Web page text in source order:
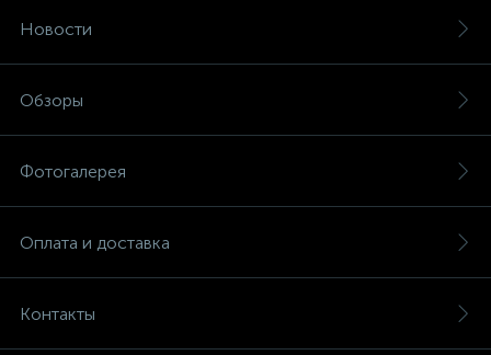
Новости
Обзоры
Фотогалерея
Оплата и доставка
Контакты